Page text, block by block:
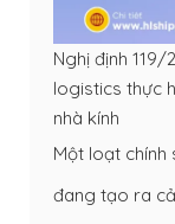
Nghị định
logistics thực
nhà kính
Một loạt chính
đang tạo ra